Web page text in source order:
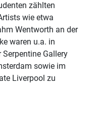
zählten
wie etwa
Wentworth an der
waren u.a. in
Gallery
sowie im
Liverpool zu